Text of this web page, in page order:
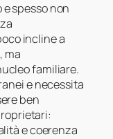
spesso non
incline a
ma
familiare.
e necessita
ben
e coerenza